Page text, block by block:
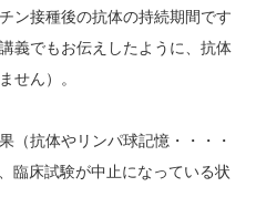
ン接種後の抗体の持続期間です
義でもお伝えしたように、抗体
せん）。
（抗体やリンパ球記憶・・・・
臨床試験が中止になっている状